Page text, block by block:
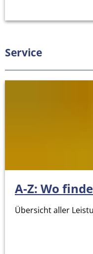
Service
A-Z: Wo
Übersicht aller